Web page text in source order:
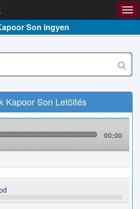
Son ingyen
Kapoor Son Letöltés
00:00